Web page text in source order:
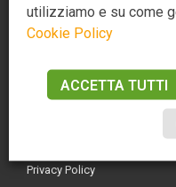
0575370721
3275349859
Privacy Policy
utilizziamo e su come
Cookie Policy
ACCETTA TUTTI